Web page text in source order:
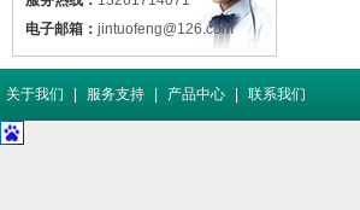
电子邮箱： jintuofeng@126.com
关于我们 服务支持 产品中心 联系我们